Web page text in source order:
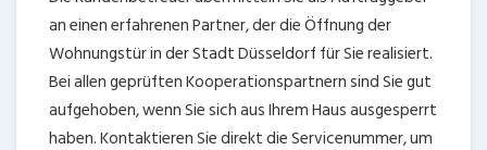
an einen erfahrenen Partner, der die Öffnung der
Wohnungstür in der Stadt Düsseldorf für Sie realisiert.
Bei allen geprüften Kooperationspartnern sind Sie gut
aufgehoben, wenn Sie sich aus Ihrem Haus ausgesperrt
haben. Kontaktieren Sie direkt die Servicenummer, um